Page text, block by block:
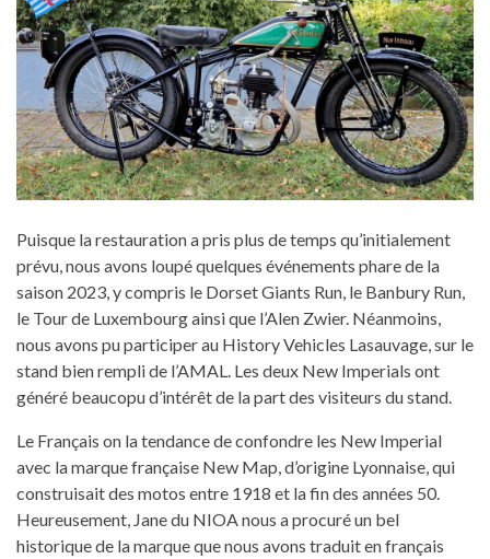
Puisque la restauration a pris plus de temps qu’initialement
prévu, nous avons loupé quelques événements phare de la
saison 2023, y compris le Dorset Giants Run, le Banbury Run,
le Tour de Luxembourg ainsi que l’Alen Zwier. Néanmoins,
nous avons pu participer au History Vehicles Lasauvage, sur le
stand bien rempli de l’AMAL. Les deux New Imperials ont
généré beaucopu d’intérêt de la part des visiteurs du stand.
Le Français on la tendance de confondre les New Imperial
avec la marque française New Map, d’origine Lyonnaise, qui
construisait des motos entre 1918 et la fin des années 50.
Heureusement, Jane du NIOA nous a procuré un bel
historique de la marque que nous avons traduit en français